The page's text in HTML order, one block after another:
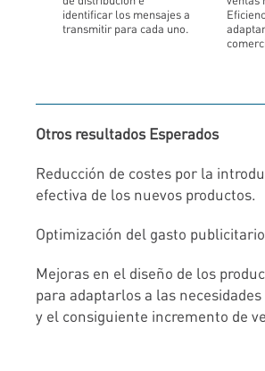
identificar los mensajes a
transmitir para cada uno.
Otros resultados Esperados
Reducción de costes por la
efectiva de los nuevos productos.
Optimización del gasto
Mejoras en el diseño de los
para adaptarlos a las
y el consiguiente incremento de